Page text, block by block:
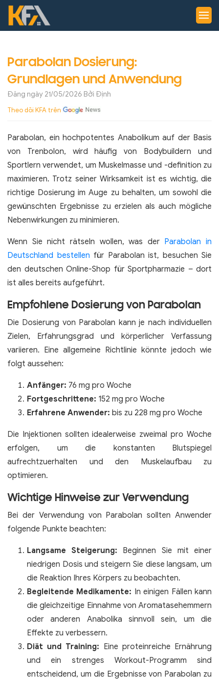
Parabolan Dosierung:
Grundlagen und Anwendung
Đăng ngày 21/05/2026 Bởi Định
Theo dõi KFA trên
Parabolan, ein hochpotentes Anabolikum auf der Basis
von Trenbolon, wird häufig von Bodybuildern und
Sportlern verwendet, um Muskelmasse und -definition zu
maximieren. Trotz seiner Wirksamkeit ist es wichtig, die
richtige Dosierung im Auge zu behalten, um sowohl die
gewünschten Ergebnisse zu erzielen als auch mögliche
Nebenwirkungen zu minimieren.
Wenn Sie nicht rätseln wollen, was der Parabolan in
Deutschland bestellen für Parabolan ist, besuchen Sie
den deutschen Online-Shop für Sportpharmazie – dort
ist alles bereits aufgeführt.
Empfohlene Dosierung von Parabolan
Die Dosierung von Parabolan kann je nach individuellen
Zielen, Erfahrungsgrad und körperlicher Verfassung
variieren. Eine allgemeine Richtlinie könnte jedoch wie
folgt aussehen:
Anfänger: 76 mg pro Woche
Fortgeschrittene: 152 mg pro Woche
Erfahrene Anwender: bis zu 228 mg pro Woche
Die Injektionen sollten idealerweise zweimal pro Woche
erfolgen, um die konstanten Blutspiegel
aufrechtzuerhalten und den Muskelaufbau zu
optimieren.
Wichtige Hinweise zur Verwendung
Bei der Verwendung von Parabolan sollten Anwender
folgende Punkte beachten:
Langsame Steigerung: Beginnen Sie mit einer
niedrigen Dosis und steigern Sie diese langsam, um
die Reaktion Ihres Körpers zu beobachten.
Begleitende Medikamente: In einigen Fällen kann
die gleichzeitige Einnahme von Aromatasehemmern
oder anderen Anabolika sinnvoll sein, um die
Effekte zu verbessern.
Diät und Training: Eine proteinreiche Ernährung
und ein strenges Workout-Programm sind
entscheidend, um die Ergebnisse von Parabolan zu